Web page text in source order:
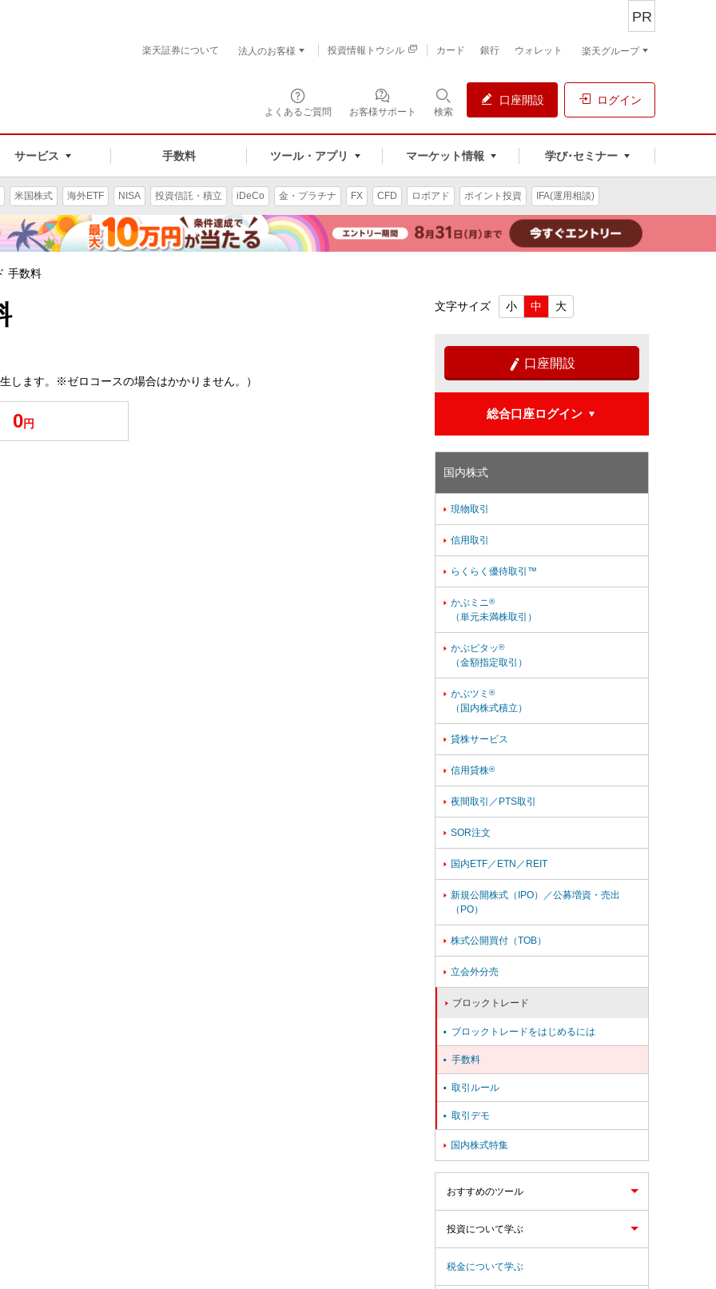
よくあるご質問 お客様サポート 検索
口座開設 ログイン
サービス 手数料 ツール・アプリ マーケット情報 学び･セミナー
PR
楽天証券について 法人のお客様 投資情報トウシル カード 銀行 ウォレット 楽天グループ
米国株式 海外ETF NISA 投資信託・積立 iDeCo 金・プラチナ FX CFD ロボアド ポイント投資 IFA(運用相談)
手数料
します。※ゼロコースの場合はかかりません。）
0円
文字サイズ 小 中 大
 口座開設
総合口座ログイン
国内株式
 現物取引
 信用取引
 らくらく優待取引™
 かぶミニ®
（単元未満株取引）
 かぶピタッ®
（金額指定取引）
 かぶツミ®
（国内株式積立）
 貸株サービス
 信用貸株®
 夜間取引／PTS取引
 SOR注文
 国内ETF／ETN／REIT
 新規公開株式（IPO）／公募増資・売出
（PO）
 株式公開買付（TOB）
 立会外分売
 ブロックトレード
 ブロックトレードをはじめるには
 手数料
 取引ルール
 取引デモ
 国内株式特集
おすすめのツール
投資について学ぶ
税金について学ぶ